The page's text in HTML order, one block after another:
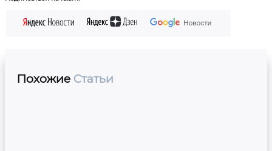
Похожие Статьи